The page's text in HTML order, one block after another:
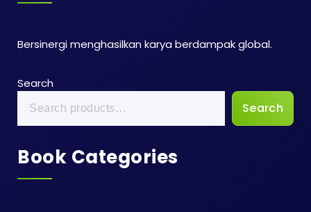
Bersinergi menghasilkan karya berdampak global.
Search
Search
Book Categories